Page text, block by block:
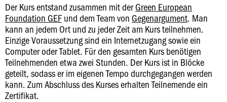
Der Kurs entstand zusammen mit derGreen European
Foundation GEF und dem Team von Gegenargument. Man
kann an jedem Ort und zu jeder Zeit am Kurs teilnehmen.
Einzige Voraussetzung sind ein Internetzugang sowie ein
Computer oder Tablet. Für den gesamten Kurs benötigen
Teilnehmenden etwa zwei Stunden. Der Kurs ist in Blöcke
geteilt, sodass er im eigenen Tempo durchgegangen werden
kann. Zum Abschluss des Kurses erhalten Teilnemende ein
Zertifikat.